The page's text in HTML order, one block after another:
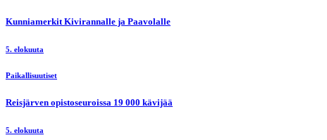
Kunniamerkit Kivirannalle ja Paavolalle
5. elokuuta
Paikallisuutiset
Reisjärven opistoseuroissa 19 000 kävijää
5. elokuuta